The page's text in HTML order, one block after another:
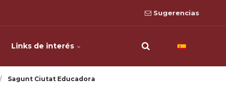
Sugerencias
Links de interés
Sagunt Ciutat Educadora